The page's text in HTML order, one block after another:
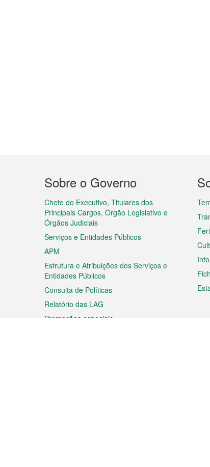
Menu
do
rodapé
Sobre o Governo
Chefe do Executivo, Titulares dos
Principais Cargos, Órgão Legislativo e
Órgãos Judiciais
Serviços e Entidades Públicos
APM
Estrutura e Atribuições dos Serviços e
Entidades Públicos
Consulta de Políticas
Relatório das LAG
Promoções especiais